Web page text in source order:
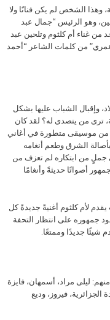
الشخص لم يكن فنانًا ولا
وهو الرئيس “جمال عبد
من غناء أم كلثوم وتلحين عبد
عمري” من كلمات الشاعر “أحمد
وإقبال الشباب عليها بشكل
ترى من يتصدى له؟ لقد كان
من موسيقى متطورة في أغاني
الشرق وطعم أنغامه
جملٍ من ابتكاره لم تعزف من
أصواتًا حديثةً وأنغامًا
لأم كلثوم أغنيةً جديدةً كل
جمهوره على انتظار التحفة
شيئًا جديدًا وممتعًا.
ليلى مراد، أسمهان، فايزة
الجزائرية، فيروز، وديع